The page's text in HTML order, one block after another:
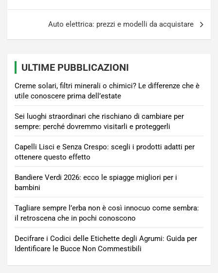
Auto elettrica: prezzi e modelli da acquistare
ULTIME PUBBLICAZIONI
Creme solari, filtri minerali o chimici? Le differenze che è
utile conoscere prima dell’estate
Sei luoghi straordinari che rischiano di cambiare per
sempre: perché dovremmo visitarli e proteggerli
Capelli Lisci e Senza Crespo: scegli i prodotti adatti per
ottenere questo effetto
Bandiere Verdi 2026: ecco le spiagge migliori per i
bambini
Tagliare sempre l’erba non è così innocuo come sembra:
il retroscena che in pochi conoscono
Decifrare i Codici delle Etichette degli Agrumi: Guida per
Identificare le Bucce Non Commestibili